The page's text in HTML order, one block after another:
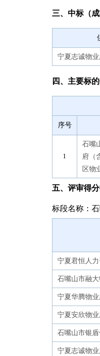
三、中标（
宁夏志诚物
四、主要标
序号
石嘴
府（
区物
五、评审得
标段名称：
宁夏君恒人
石嘴山市融
宁夏华腾物
宁夏安欣物
石嘴山市银
宁夏志诚物